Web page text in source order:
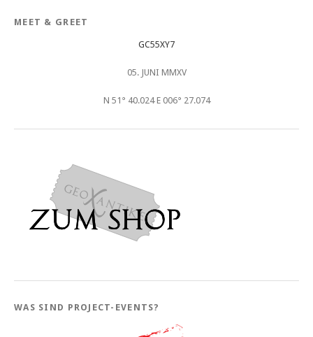
MEET & GREET
GC55XY7
05. JUNI MMXV
N 51° 40.024 E 006° 27.074
WAS SIND PROJECT-EVENTS?